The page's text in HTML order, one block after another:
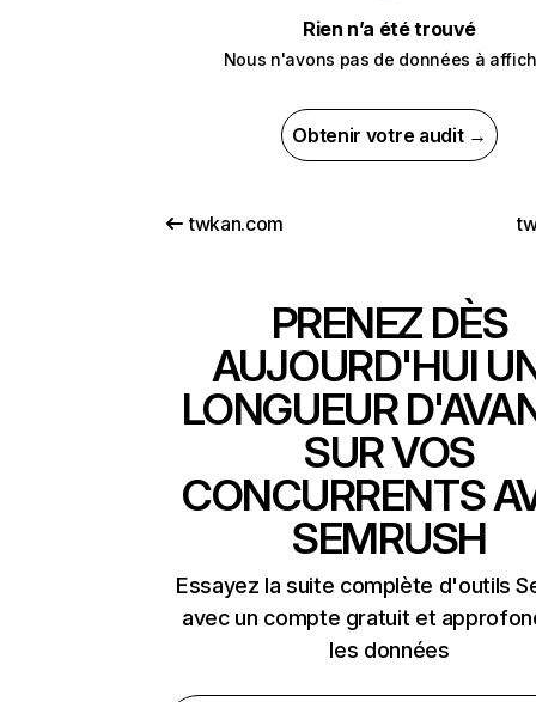
Rien n’a été trouvé
Nous n'avons pas de données à
Obtenir votre audit →
twkan.com
PRENEZ DÈS
AUJOURD'HUI
LONGUEUR
SUR VOS
CONCURRENTS
SEMRUSH
Essayez la suite complète d'outils
avec un compte gratuit et
les données